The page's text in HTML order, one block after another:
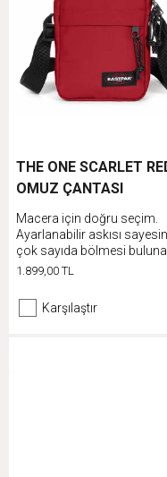
THE ONE SCARLET
OMUZ ÇANTASI
Macera için doğru seçim.
Ayarlanabilir askısı
çok sayıda bölmesi
klasik Eastpak omuz
1.899,00 TL
Karşılaştır